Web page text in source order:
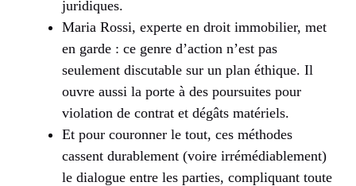
juridiques.
Maria Rossi, experte en droit immobilier, met
en garde : ce genre d’action n’est pas
seulement discutable sur un plan éthique. Il
ouvre aussi la porte à des poursuites pour
violation de contrat et dégâts matériels.
Et pour couronner le tout, ces méthodes
cassent durablement (voire irrémédiablement)
le dialogue entre les parties, compliquant toute